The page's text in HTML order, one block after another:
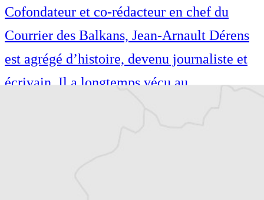
Cofondateur et co-rédacteur en chef du
Courrier des Balkans, Jean-Arnault Dérens
est agrégé d’histoire, devenu journaliste et
écrivain. Il a longtemps vécu au